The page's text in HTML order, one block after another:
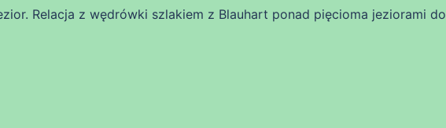
Relacja z wędrówki szlakiem z Blauhart ponad pięcioma jeziorami do